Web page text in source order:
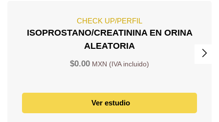
CHECK UP/PERFIL
ISOPROSTANO/CREATININA EN ORINA
ALEATORIA
$0.00
Ver estudio